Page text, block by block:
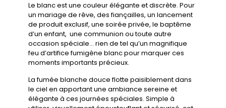
Le blanc est une couleur élégante et discrète. Pour
un mariage de rêve, des fiançailles, un lancement
de produit exclusif, une soirée privée, le baptême
d’un enfant, une communion ou toute autre
occasion spéciale… rien de tel qu’un magnifique
feu d’artifice fumigène blanc pour marquer ces
moments importants précieux.
La fumée blanche douce flotte paisiblement dans
le ciel en apportant une ambiance sereine et
élégante à ces journées spéciales. Simple à